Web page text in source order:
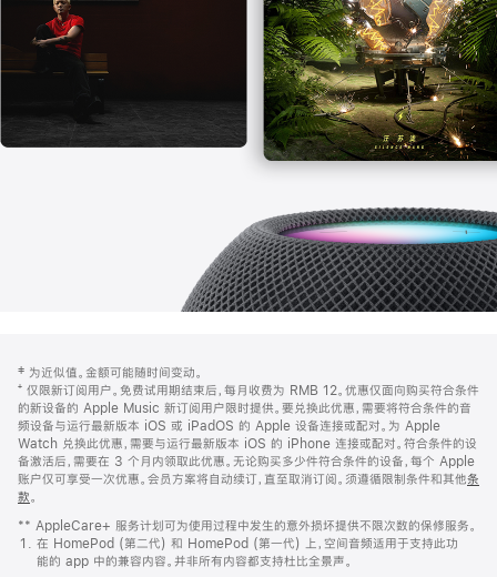
页
页
脚
注
‡ 为近似值。金额可能随时间变动。
⁺ 仅限新订阅用户。免费试用期结束后，每月收费为 RMB 12。优惠仅面向购买符合条件
的新设备的 Apple Music 新订阅用户限时提供。要兑换此优惠，需要将符合条件的音
频设备与运行最新版本 iOS 或 iPadOS 的 Apple 设备连接或配对。为 Apple
Watch 兑换此优惠，需要与运行最新版本 iOS 的 iPhone 连接或配对。符合条件的设
备激活后，需要在 3 个月内领取此优惠。无论购买多少件符合条件的设备，每个 Apple
账户仅可享受一次优惠。会员方案将自动续订，直至取消订阅。须遵循限制条件和其他条
款。
窗
口
中
** AppleCare+ 服务计划可为使用过程中发生的意外损坏提供不限次数的保修服务。
在 HomePod (第二代) 和 HomePod (第一代) 上，空间音频适用于支持此功
能的 app 中的兼容内容。并非所有内容都支持杜比全景声。